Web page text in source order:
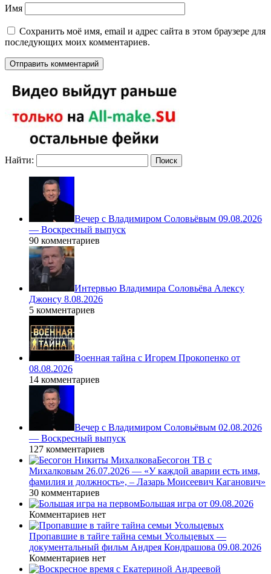
Имя
Сохранить моё имя, email и адрес сайта в этом браузере для
последующих моих комментариев.
Найти:
Вечер с Владимиром Соловьёвым 09.08.2026
— Воскресный выпуск
90 комментариев
Интервью Владимира Соловьёва Алексу
Джонсу 8.08.2026
5 комментариев
Военная тайна с Игорем Прокопенко от
08.08.2026
14 комментариев
Вечер с Владимиром Соловьёвым 02.08.2026
— Воскресный выпуск
127 комментариев
Бесогон ТВ с
Михалковым 26.07.2026 — «У каждой аварии есть имя,
фамилия и должность», – Лазарь Моисеевич Каганович»
30 комментариев
Большая игра от 09.08.2026
Комментариев нет
Пропавшие в тайге тайна семьи Усольцевых —
документальный фильм Андрея Кондрашова 09.08.2026
Комментариев нет